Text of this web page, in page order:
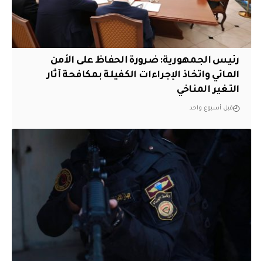
رئيس الجمهورية: ضرورة الحفاظ على الأمن
المائي واتخاذ الإجراءات الكفيلة بمكافحة آثار
التغير المناخي
قبل أسبوع واحد